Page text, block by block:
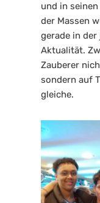
und in
der Massen
gerade in
Aktualität.
Zauberer
sondern auf
gleiche.